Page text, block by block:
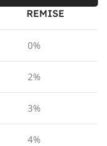
REMISE
0%
2%
3%
4%